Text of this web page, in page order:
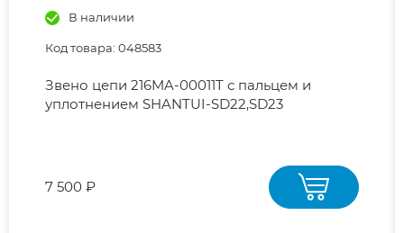
В наличии
Код товара: 048583
Звено цепи 216MA-00011T с пальцем и
уплотнением SHANTUI-SD22,SD23
7 500 ₽